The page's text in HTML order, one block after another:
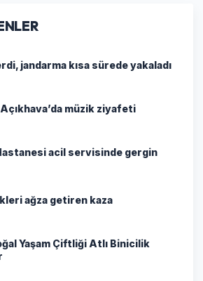
jandarma kısa sürede yakaladı
müzik ziyafeti
acil servisinde gergin
ağza getiren kaza
Yaşam Çiftliği Atlı Binicilik